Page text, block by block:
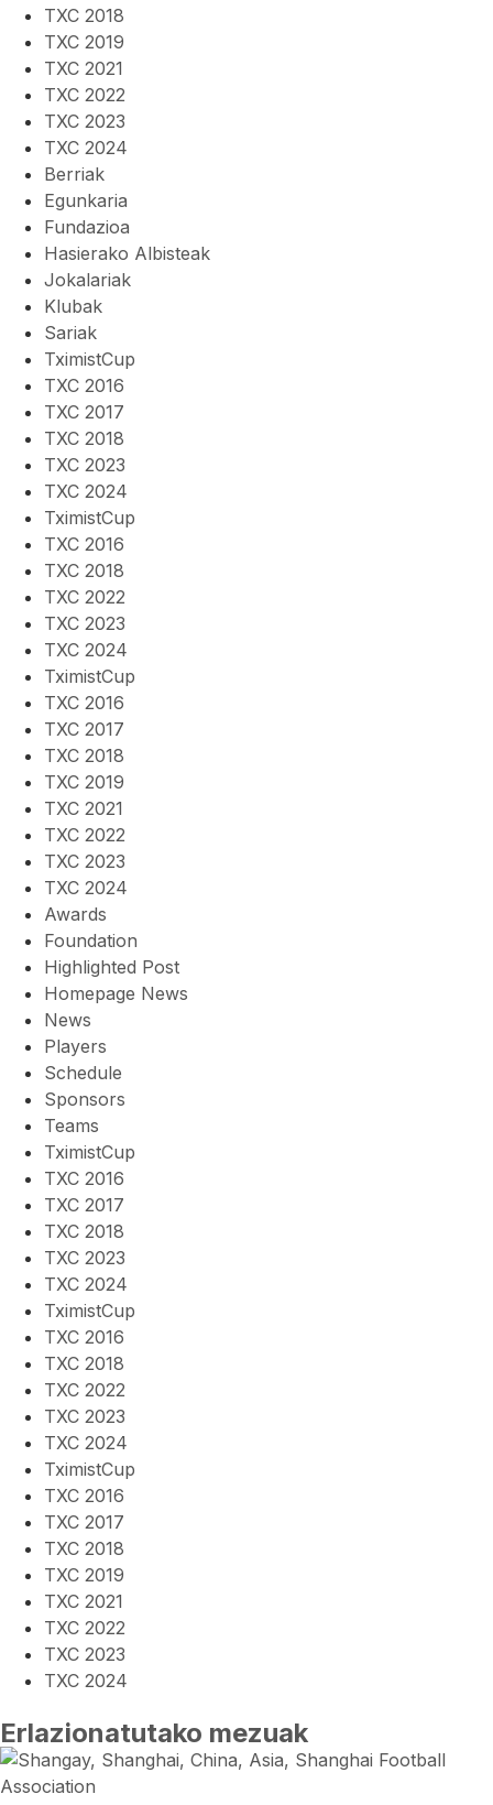
TXC 2018
TXC 2019
TXC 2021
TXC 2022
TXC 2023
TXC 2024
Berriak
Egunkaria
Fundazioa
Hasierako Albisteak
Jokalariak
Klubak
Sariak
TximistCup
TXC 2016
TXC 2017
TXC 2018
TXC 2023
TXC 2024
TximistCup
TXC 2016
TXC 2018
TXC 2022
TXC 2023
TXC 2024
TximistCup
TXC 2016
TXC 2017
TXC 2018
TXC 2019
TXC 2021
TXC 2022
TXC 2023
TXC 2024
Awards
Foundation
Highlighted Post
Homepage News
News
Players
Schedule
Sponsors
Teams
TximistCup
TXC 2016
TXC 2017
TXC 2018
TXC 2023
TXC 2024
TximistCup
TXC 2016
TXC 2018
TXC 2022
TXC 2023
TXC 2024
TximistCup
TXC 2016
TXC 2017
TXC 2018
TXC 2019
TXC 2021
TXC 2022
TXC 2023
TXC 2024
Erlazionatutako mezuak